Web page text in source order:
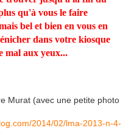
qu'à vous le faire
bel et bien en vous en
dans votre kiosque
mal aux yeux...
Murat (avec une petite photo
2014/02/lma-2013-n-4-